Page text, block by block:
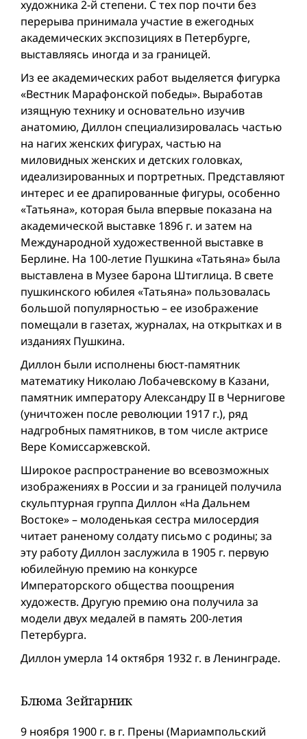
художника 2-й степени. С тех пор почти без
перерыва принимала участие в ежегодных
академических экспозициях в Петербурге,
выставляясь иногда и за границей.
Из ее академических работ выделяется фигурка
«Вестник Марафонской победы». Выработав
изящную технику и основательно изучив
анатомию, Диллон специализировалась частью
на нагих женских фигурах, частью на
миловидных женских и детских головках,
идеализированных и портретных. Представляют
интерес и ее драпированные фигуры, особенно
«Татьяна», которая была впервые показана на
академической выставке 1896 г. и затем на
Международной художественной выставке в
Берлине. На 100-летие Пушкина «Татьяна» была
выставлена в Музее барона Штиглица. В свете
пушкинского юбилея «Татьяна» пользовалась
большой популярностью – ее изображение
помещали в газетах, журналах, на открытках и в
изданиях Пушкина.
Диллон были исполнены бюст-памятник
математику Николаю Лобачевскому в Казани,
памятник императору Александру II в Чернигове
(уничтожен после революции 1917 г.), ряд
надгробных памятников, в том числе актрисе
Вере Комиссаржевской.
Широкое распространение во всевозможных
изображениях в России и за границей получила
скульптурная группа Диллон «На Дальнем
Востоке» – молоденькая сестра милосердия
читает раненому солдату письмо с родины; за
эту работу Диллон заслужила в 1905 г. первую
юбилейную премию на конкурсе
Императорского общества поощрения
художеств. Другую премию она получила за
модели двух медалей в память 200-летия
Петербурга.
Диллон умерла 14 октября 1932 г. в Ленинграде.
Блюма Зейгарник
9 ноября 1900 г. в г. Прены (Мариампольский